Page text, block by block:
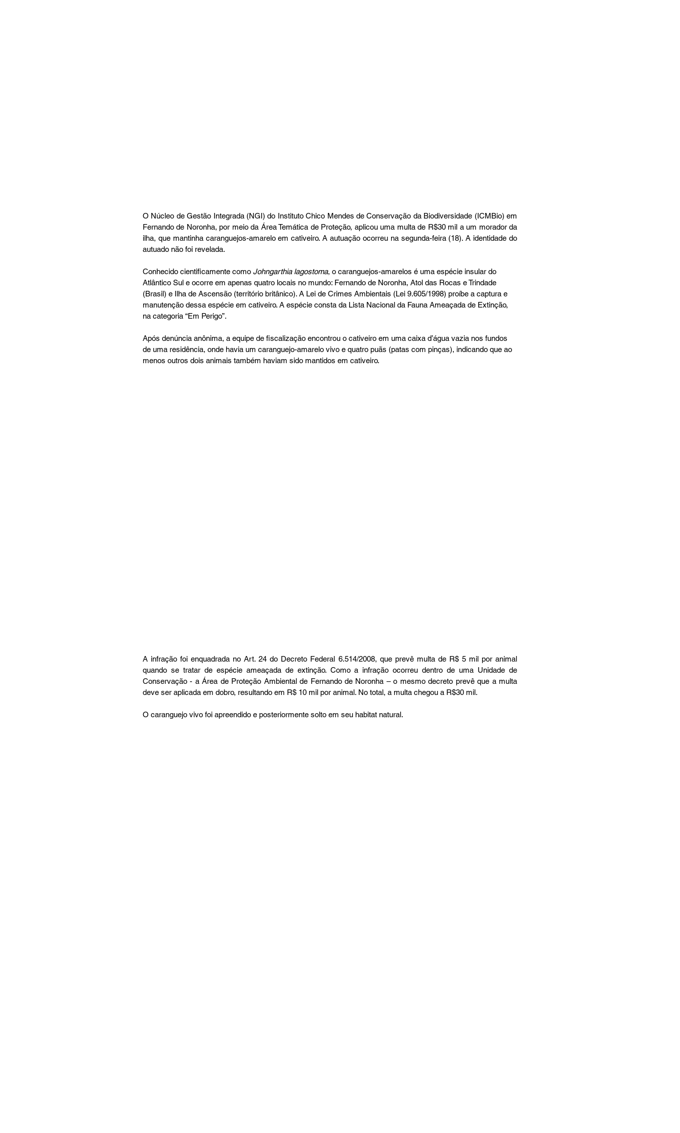
O Núcleo de Gestão Integrada (NGI) do Instituto Chico Mendes de Conservação da Biodiversidade (ICMBio) em
Fernando de Noronha, por meio da Área Temática de Proteção, aplicou uma multa de R$30 mil a um morador da
ilha, que mantinha caranguejos-amarelo em cativeiro. A autuação ocorreu na segunda-feira (18). A identidade do
autuado não foi revelada.
Conhecido cientificamente como Johngarthia lagostoma, o caranguejos-amarelos é uma espécie insular do
Atlântico Sul e ocorre em apenas quatro locais no mundo: Fernando de Noronha, Atol das Rocas e Trindade
(Brasil) e Ilha de Ascensão (território britânico). A Lei de Crimes Ambientais (Lei 9.605/1998) proíbe a captura e
manutenção dessa espécie em cativeiro. A espécie consta da Lista Nacional da Fauna Ameaçada de Extinção,
na categoria “Em Perigo”.
Após denúncia anônima, a equipe de fiscalização encontrou o cativeiro em uma caixa d’água vazia nos fundos
de uma residência, onde havia um caranguejo-amarelo vivo e quatro puãs (patas com pinças), indicando que ao
menos outros dois animais também haviam sido mantidos em cativeiro.
A infração foi enquadrada no Art. 24 do Decreto Federal 6.514/2008, que prevê multa de R$ 5 mil por animal
quando se tratar de espécie ameaçada de extinção. Como a infração ocorreu dentro de uma Unidade de
Conservação - a Área de Proteção Ambiental de Fernando de Noronha – o mesmo decreto prevê que a multa
deve ser aplicada em dobro, resultando em R$ 10 mil por animal. No total, a multa chegou a R$30 mil.
O caranguejo vivo foi apreendido e posteriormente solto em seu habitat natural.